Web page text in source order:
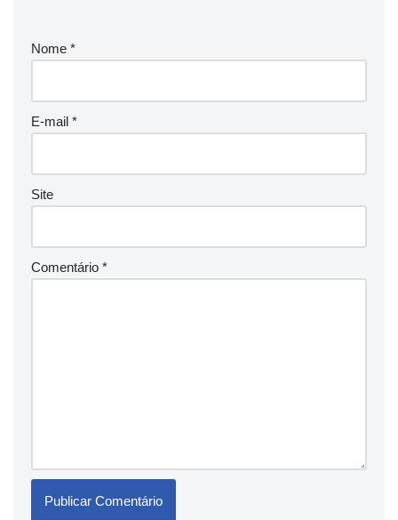
Nome *
E-mail *
Site
Comentário *